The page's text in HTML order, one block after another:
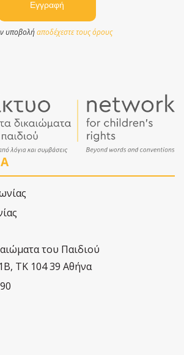
υποβολήαποδέχεστε τους όρους
του Παιδιού
ΤΚ 104 39 Αθήνα